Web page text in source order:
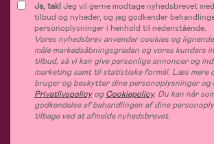
Ja, tak!Jeg vil gerne modtage nyhedsbrevet
tilbud og nyheder, og jeg godkender
personoplysninger i henhold til nedenstående.
Vores nyhedsbrev anvender cookies og
måle markedsåbningsgraden og vores kunders
tilbud, så vi kan give personlige annoncer og
marketing samt til statistiske formål. Læs mere
bruger og beskytter dine personoplysninger og
PrivatlivspolicyogCookiepolicy. Du kan når
godkendelse af behandlingen af dine
tilbage ved at afmelde nyhedsbrevet.